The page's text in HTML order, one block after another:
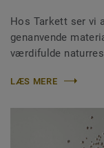
Hos Tarkett ser vi
genanvende
værdifulde
LÆS MERE